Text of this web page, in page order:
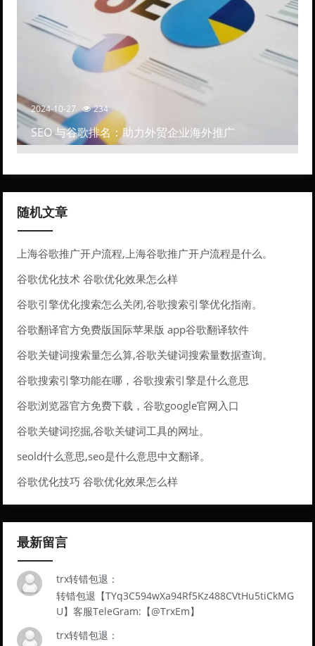
2024-10-27 234
SEO 与谷歌排名：助力外贸企业海外推广
随机文章
上海谷歌推广开户流程,上海谷歌推广开户流程是什么。
谷歌优化技术 谷歌优化效果怎么样
谷歌引擎优化搜索怎么关闭,谷歌搜索引擎优化指南。
谷歌翻译官方免费版国际苹果版 app谷歌翻译软件
谷歌关键词搜索量怎么算,谷歌关键词搜索量数据查询。
谷歌搜索引擎功能在哪，谷歌搜索引擎是什么意思
谷歌浏览器官方免费下载，谷歌google官网入口
谷歌关键词挖掘,谷歌关键词工具的网址。
seold什么意思,seo是什么意思中文翻译。
谷歌优化技巧 谷歌优化效果怎么样
最新留言
trx转错包退：
转错包退【TYq3C594wXa94Rf5Kz488CVtHu5tiCkMG
U】客服TeleGram:【@TrxEm】
trx转错包退：